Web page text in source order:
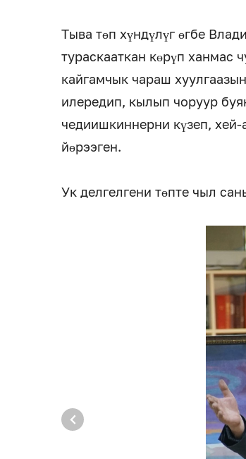
Тыва төп хүндүлүг өгбе
тураскааткан көрүп ханмас
кайгамчык чараш
илередип, кылып чоруур
чедиишкиннерни күзеп,
йөрээген.
Ук делгелгени төпте чыл